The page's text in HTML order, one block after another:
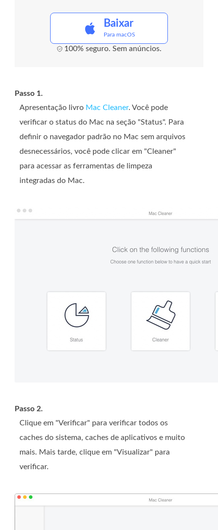
Baixar
Para macOS
100% seguro. Sem anúncios.
Passo 1.
Apresentação livro Mac Cleaner. Você pode
verificar o status do Mac na seção "Status". Para
definir o navegador padrão no Mac sem arquivos
desnecessários, você pode clicar em "Cleaner"
para acessar as ferramentas de limpeza
integradas do Mac.
Passo 2.
Clique em "Verificar" para verificar todos os
caches do sistema, caches de aplicativos e muito
mais. Mais tarde, clique em "Visualizar" para
verificar.